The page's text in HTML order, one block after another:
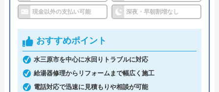
調整作業のみであれば8,800円～と明朗会計。問い合
わせから見積もりまですべて無料でできるので、ま
日本全国の水トラブルに対応している水の生活救急
車はトイレのみならず洗面所やキッチン、お風呂な
どにも対応してくれる水まわりトラブル解決のスペ
現金以外の支払い可能 深夜・早朝割増なし
おすすめポイント
水三原市を中心に水回りトラブルに対応
給湯器修理からリフォームまで幅広く施工
電話対応で迅速に見積もりや相談が可能